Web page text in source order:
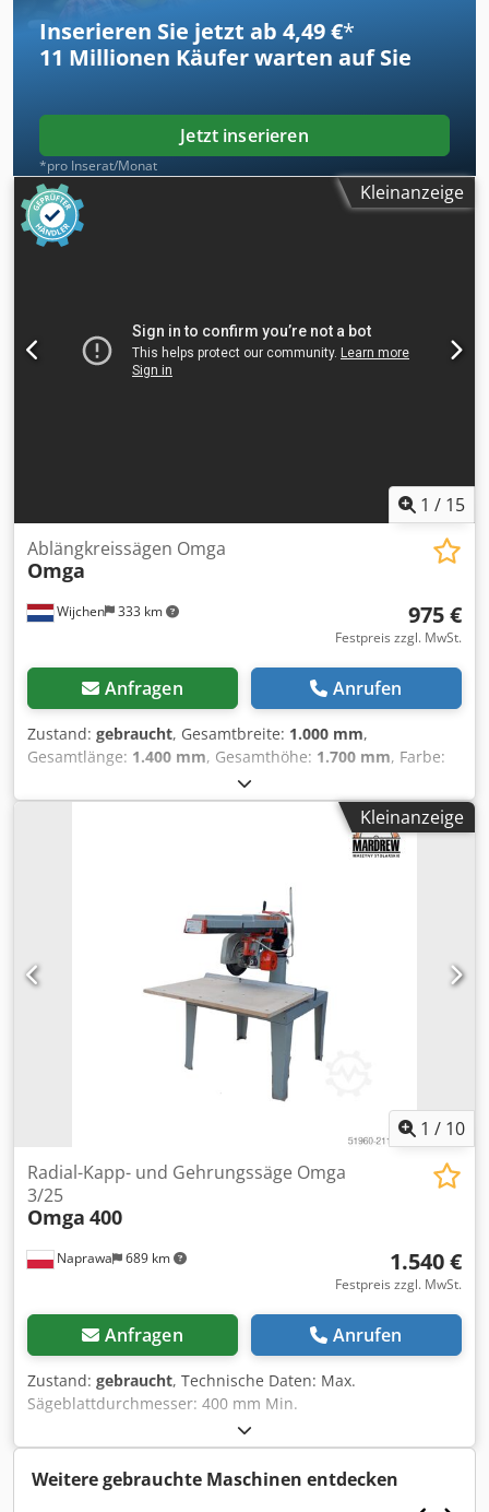
Inserieren Sie jetzt ab 4,49 €*
11 Millionen Käufer warten auf Sie
Jetzt inserieren
*pro Inserat/Monat
Kleinanzeige
1 / 15
Wijchen 333 km
Ablängkreissägen Omga
Omga
975 €
Festpreis zzgl. MwSt.
Anfragen Anrufen
Zustand: gebraucht, Gesamtbreite: 1.000 mm,
Gesamtlänge: 1.400 mm, Gesamthöhe: 1.700 mm, Farbe:
Grau Gewicht: 200 kg - Dokumentation verfügbar: Nein -
CE-Zertifikat vorhanden: Nein - Seriennummer: 165359 -
Hauptmotorleistung [kW]: 2.9 - Max. Schnitthöhe [mm]:
110 - Max. Schnittbreite bei 90° [mm]: 110 - Max.
[°]: 165 - Sägeblatt kippbar bis [°]: 90 - Spannung [V]: 380 -
Stromverbrauch [A]: 5 - Sicherung [A]: 16 - Leistung [kW]:
2.9 - Transportmaße: 1400mm x 1000mm x 1700mm (l x b x
h) - Transportgewicht [kg]: 200kg - Transportpakete [Stk.]: 1
Csdpezavq Djfx Adkoha Finanzielle Informationen
Mehrwertsteuer: Der angegebene Preis versteht sich zzgl.
Mehrwertsteuer Mehrwertsteuer/Differenzbesteuerung:
Mehrwertsteuer abzugsfähig für Unternehmer Lieferung
und Inzahlungnahme jederzeit möglich für alles aus dem
Industriebereich Yorick Diebels
Kleinanzeige
1 / 10
Naprawa 689 km
Radial-Kapp- und Gehrungssäge Omga
3/25
Omga 400
1.540 €
Festpreis zzgl. MwSt.
Anfragen Anrufen
Zustand: gebraucht, Technische Daten: Max.
Sägeblattdurchmesser: 400 mm Min.
Sägeblattdurchmesser: 300 mm Sägespindeldurchmesser:
30 mm Führungslänge: 1100 mm Gehrungsschnittbereich:
von –80° bis +80° Schrägeinstellung: von 0° bis 90°
Tischabmessungen: 835x1175 mm Sägeblattschutz
Weitere gebrauchte Maschinen entdecken